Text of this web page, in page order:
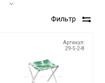
Фильтр
Артикул:
29-5-2-8